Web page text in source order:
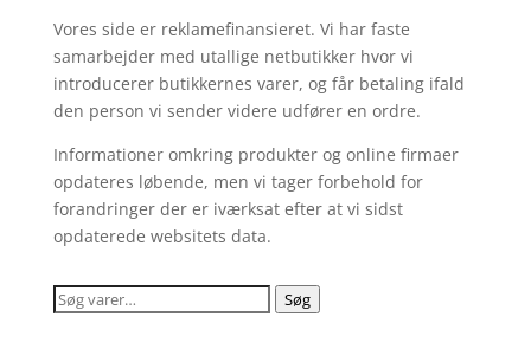
Vores side er reklamefinansieret. Vi har faste
samarbejder med utallige netbutikker hvor vi
introducerer butikkernes varer, og får betaling ifald
den person vi sender videre udfører en ordre.
Informationer omkring produkter og online firmaer
opdateres løbende, men vi tager forbehold for
forandringer der er iværksat efter at vi sidst
opdaterede websitets data.
Søg
Søg